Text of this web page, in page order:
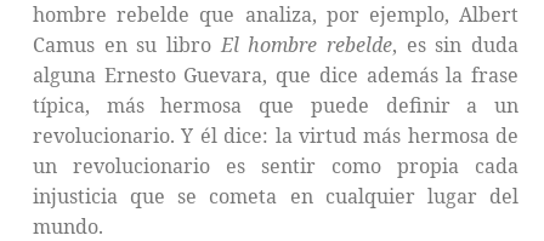
hombre rebelde que analiza, por ejemplo, Albert
Camus en su libroEl hombre rebelde, es sin duda
alguna Ernesto Guevara, que dice además la frase
típica, más hermosa que puede definir a un
revolucionario. Y él dice: la virtud más hermosa de
un revolucionario es sentir como propia cada
injusticia que se cometa en cualquier lugar del
mundo.